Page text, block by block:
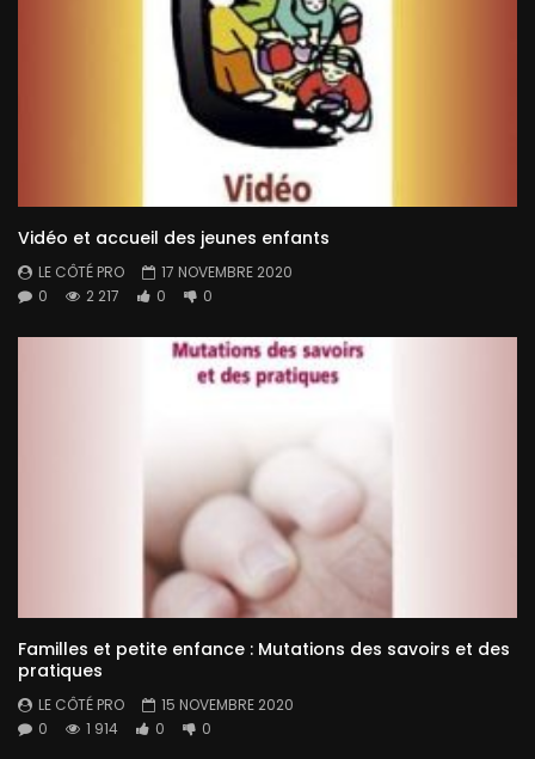
Vidéo et accueil des jeunes enfants
LE CÔTÉ PRO
17 NOVEMBRE 2020
0
2 217 0 0
Familles et petite enfance : Mutations des savoirs et des
pratiques
LE CÔTÉ PRO
15 NOVEMBRE 2020
0
1 914 0 0